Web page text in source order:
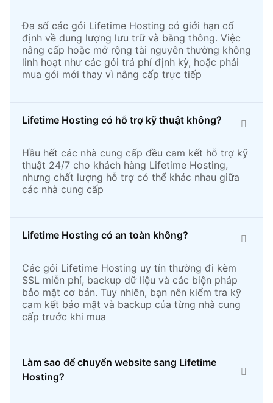
Đa số các gói Lifetime Hosting có giới hạn cố
định về dung lượng lưu trữ và băng thông. Việc
nâng cấp hoặc mở rộng tài nguyên thường không
linh hoạt như các gói trả phí định kỳ, hoặc phải
mua gói mới thay vì nâng cấp trực tiếp
Lifetime Hosting có hỗ trợ kỹ thuật không?
Hầu hết các nhà cung cấp đều cam kết hỗ trợ kỹ
thuật 24/7 cho khách hàng Lifetime Hosting,
nhưng chất lượng hỗ trợ có thể khác nhau giữa
các nhà cung cấp
Lifetime Hosting có an toàn không?
Các gói Lifetime Hosting uy tín thường đi kèm
SSL miễn phí, backup dữ liệu và các biện pháp
bảo mật cơ bản. Tuy nhiên, bạn nên kiểm tra kỹ
cam kết bảo mật và backup của từng nhà cung
cấp trước khi mua
Làm sao để chuyển website sang Lifetime
Hosting?